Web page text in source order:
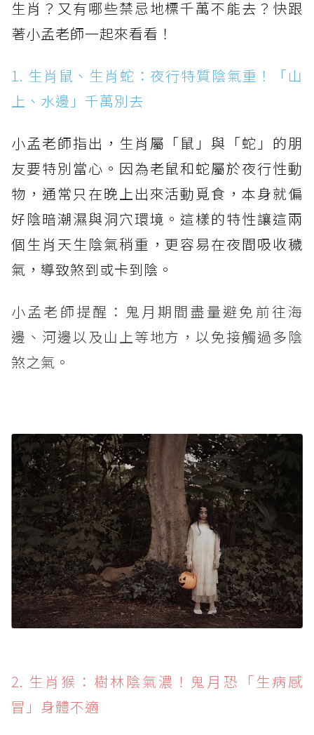
生肖？又有哪些禁忌地標千萬不能去？快跟
著小孟老師一起來看看！
1. 生肖鼠、生肖蛇：夜行特質陰氣重！「山
上、水邊」千萬別去
小孟老師指出，生肖屬「鼠」與「蛇」的朋
友要特別當心。因為老鼠和蛇屬於夜行性動
物，通常只在晚上出來活動覓食，本身就偏
好陰暗潮濕與洞穴環境。這樣的特性讓這兩
個生肖天生陰氣稍重，更容易在夜間吸收穢
氣，導致煞到或卡到陰。
小孟老師提醒：鬼月期間盡量避免前往海
邊、河邊以及山上等地方，以免接觸過多陰
煞之氣。
2. 生肖猴：樹林陰氣濃！鬼月恐「生病感
冒」身體不適